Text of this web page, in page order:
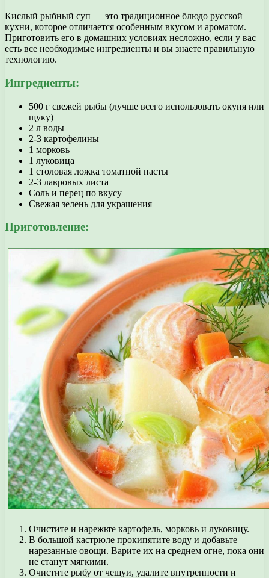
Кислый рыбный суп — это традиционное блюдо русской
кухни, которое отличается особенным вкусом и ароматом.
Приготовить его в домашних условиях несложно, если у вас
есть все необходимые ингредиенты и вы знаете правильную
технологию.
Ингредиенты:
500 г свежей рыбы (лучше всего использовать окуня или
щуку)
2 л воды
2-3 картофелины
1 морковь
1 луковица
1 столовая ложка томатной пасты
2-3 лавровых листа
Соль и перец по вкусу
Свежая зелень для украшения
Приготовление:
Очистите и нарежьте картофель, морковь и луковицу.
В большой кастрюле прокипятите воду и добавьте
нарезанные овощи. Варите их на среднем огне, пока они
не станут мягкими.
Очистите рыбу от чешуи, удалите внутренности и